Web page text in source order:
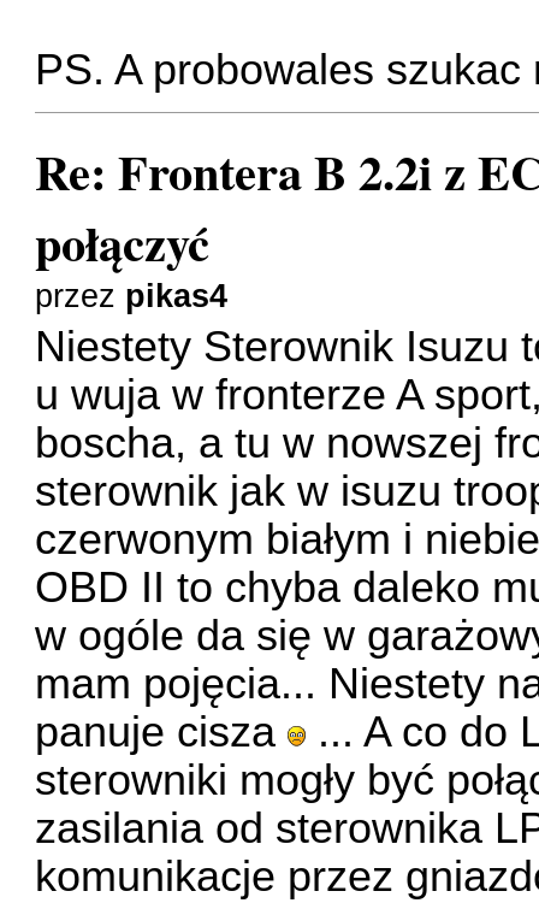
PS. A probowales
Re: Frontera B 2.2i z
połączyć
przez pikas4
Niestety Sterownik Isuzu
u wuja w fronterze A
boscha, a tu w nowszej
sterownik jak w isuzu
czerwonym białym i
OBD II to chyba daleko
w ogóle da się w
mam pojęcia... Niestety
panuje cisza
... A co do
sterowniki mogły być
zasilania od sterownika
komunikacje przez